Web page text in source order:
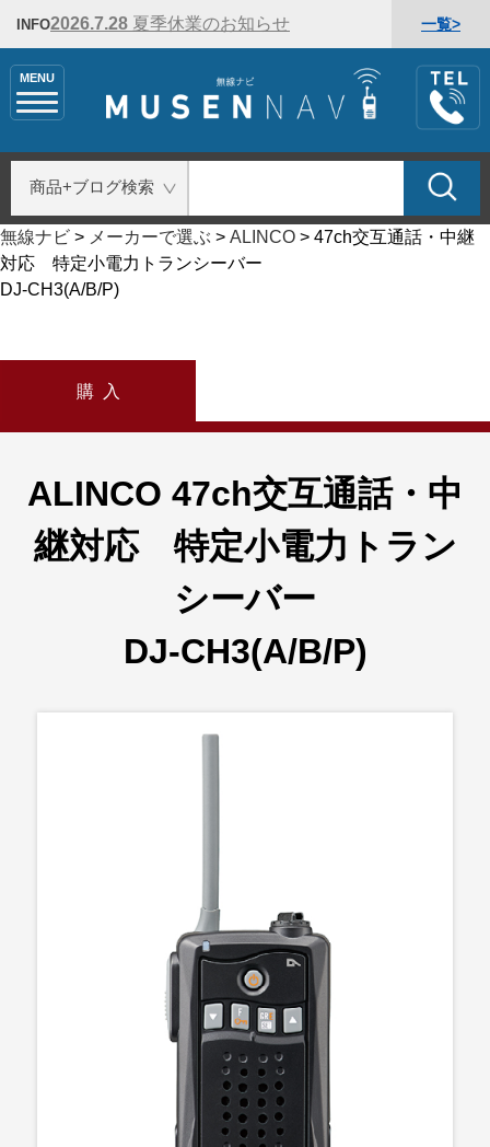
INFO2026.7.28 夏季休業のお知らせ 一覧>
MENU
無線ナビ > メーカーで選ぶ > ALINCO > 47ch交互通話・中継
対応 特定小電力トランシーバー
DJ-CH3(A/B/P)
購 入
ALINCO 47ch交互通話・中
継対応 特定小電力トラン
シーバー
DJ-CH3(A/B/P)